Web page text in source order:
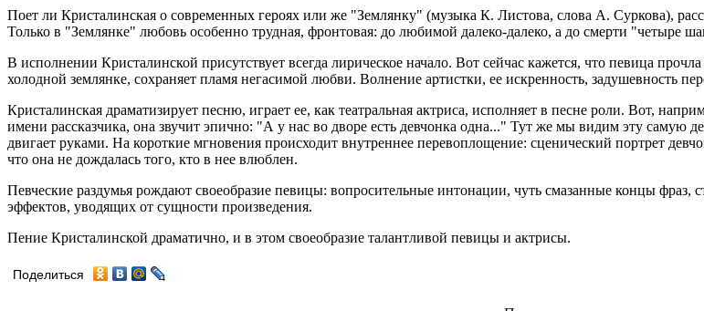
Поет ли Кристалинская о современных героях или же "Землянку" (музыка К. Листова, слова А. Суркова),
Только в "Землянке" любовь особенно трудная, фронтовая: до любимой далеко-далеко, а до смерти "четыре
В исполнении Кристалинской присутствует всегда лирическое начало. Вот сейчас кажется, что певица
холодной землянке, сохраняет пламя негасимой любви. Волнение артистки, ее искренность, задушевность
Кристалинская драматизирует песню, играет ее, как театральная актриса, исполняет в песне роли. Вот,
имени рассказчика, она звучит эпично: "А у нас во дворе есть девчонка одна..." Тут же мы видим эту самую
двигает руками. На короткие мгновения происходит внутреннее перевоплощение: сценический портрет
что она не дождалась того, кто в нее влюблен.
Певческие раздумья рождают своеобразие певицы: вопросительные интонации, чуть смазанные концы фраз,
эффектов, уводящих от сущности произведения.
Пение Кристалинской драматично, и в этом своеобразие талантливой певицы и актрисы.
Поделиться